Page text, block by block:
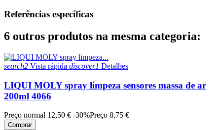
Referências específicas
6 outros produtos na mesma categoria:
search2 Vista rápida discover1 Detalhes
LIQUI MOLY spray limpeza sensores massa de ar
200ml 4066
Preço normal 12,50 € -30%Preço 8,75 €
Comprar